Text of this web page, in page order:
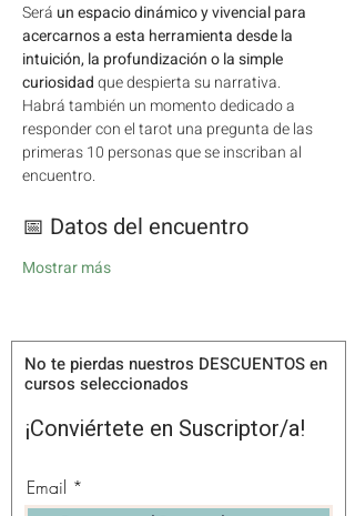
Será un espacio dinámico y vivencial para
acercarnos a esta herramienta desde la
intuición, la profundización o la simple
curiosidad que despierta su narrativa.
Habrá también un momento dedicado a
responder con el tarot una pregunta de las
primeras 10 personas que se inscriban al
encuentro.
📅 Datos del encuentro
Mostrar más
No te pierdas nuestros DESCUENTOS en
cursos seleccionados
¡Conviértete en Suscriptor/a!
Email